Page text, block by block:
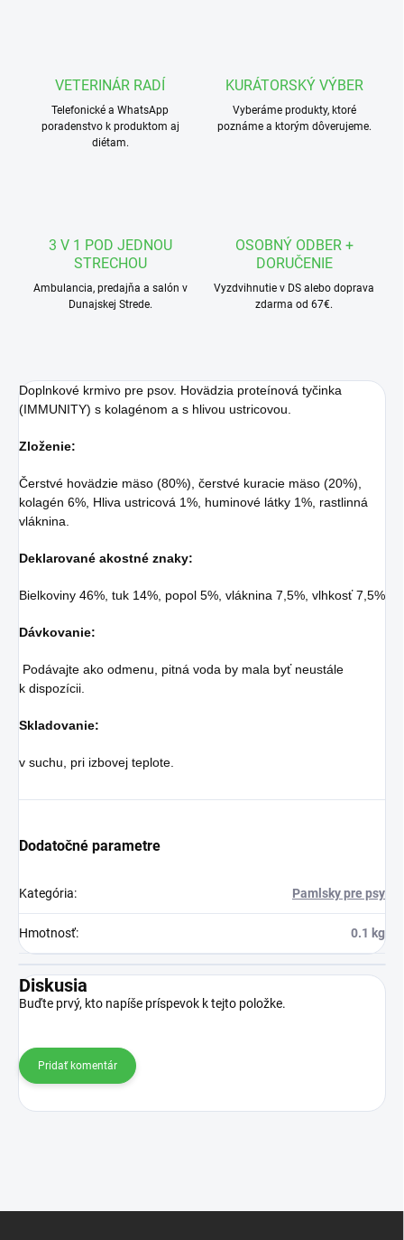
VETERINÁR RADÍ
Telefonické a WhatsApp
poradenstvo k produktom aj
diétam.
KURÁTORSKÝ VÝBER
Vyberáme produkty, ktoré
poznáme a ktorým dôverujeme.
3 V 1 POD JEDNOU
STRECHOU
Ambulancia, predajňa a salón v
Dunajskej Strede.
OSOBNÝ ODBER +
DORUČENIE
Vyzdvihnutie v DS alebo doprava
zdarma od 67€.
Doplnkové krmivo pre psov. Hovädzia proteínová tyčinka
(IMMUNITY) s kolagénom a s hlivou ustricovou.
Zloženie:
Čerstvé hovädzie mäso (80%), čerstvé kuracie mäso (20%),
kolagén 6%, Hliva ustricová 1%, huminové látky 1%, rastlinná
vláknina.
Deklarované akostné znaky:
Bielkoviny 46%, tuk 14%, popol 5%, vláknina 7,5%, vlhkosť 7,5%
Dávkovanie:
Podávajte ako odmenu, pitná voda by mala byť neustále
k dispozícii.
Skladovanie:
v suchu, pri izbovej teplote.
Dodatočné parametre
Kategória: Pamlsky pre psy
Hmotnosť: 0.1 kg
Diskusia
Buďte prvý, kto napíše príspevok k tejto položke.
Pridať komentár